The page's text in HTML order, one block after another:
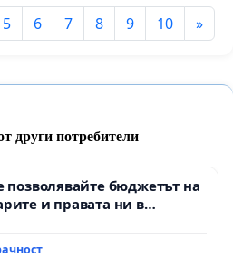
5 6 7 8 9 10 »
други потребители
позволявайте бюджетът на
и правата ни в